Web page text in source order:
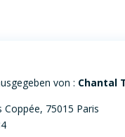
von : Chantal
Coppée, 75015 Paris